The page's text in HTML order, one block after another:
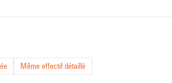
Même effectif détaillé